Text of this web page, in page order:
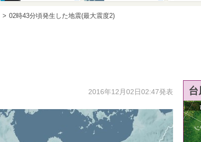
02時43分頃発生した地震(最大震度2)
2016年12月02日02:47発表